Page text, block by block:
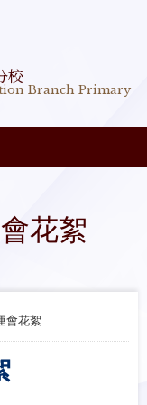
校
Branch Primary
花絮
會花絮